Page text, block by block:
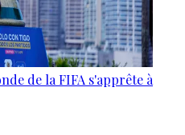
de la FIFA s'apprête à